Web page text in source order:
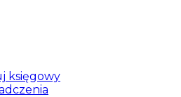
księgowy